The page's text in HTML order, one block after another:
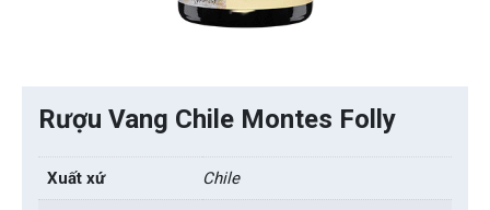
Rượu Vang Chile Montes Folly
Xuất xứ Chile